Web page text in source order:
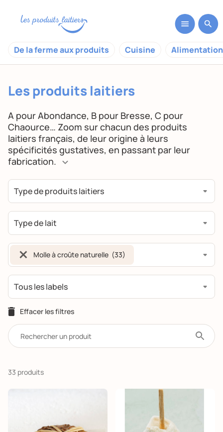
De la ferme aux produits Cuisine
Les produits laitiers
A pour Abondance, B pour Bresse, C pour
Chaource… Zoom sur chacun des produits
laitiers français, de leur origine à leurs
spécificités gustatives, en passant par leur
fabrication.
× Molle à croûte naturelle (33)
33 produits